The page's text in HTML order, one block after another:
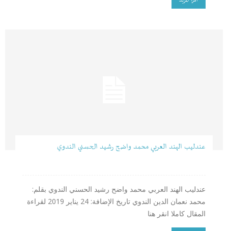
عندليب الهند العربي محمد واضح رشيد الحسني الندوي
عندليب الهند العربي محمد واضح رشيد الحسني الندوي بقلم:
محمد نعمان الدين الندوي تاريخ الإضافة: 24 يناير 2019 لقراءة
المقال كاملا انقر هنا